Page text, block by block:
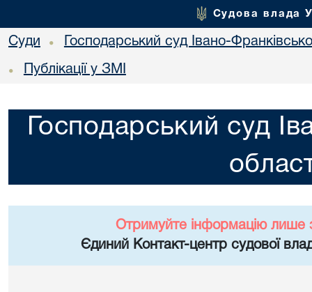
Судова влада
Суди • Господарський суд Івано-
• Публікації у ЗМІ
Господарський суд
Отримуйте інформацію лише
Єдиний Контакт-центр судової